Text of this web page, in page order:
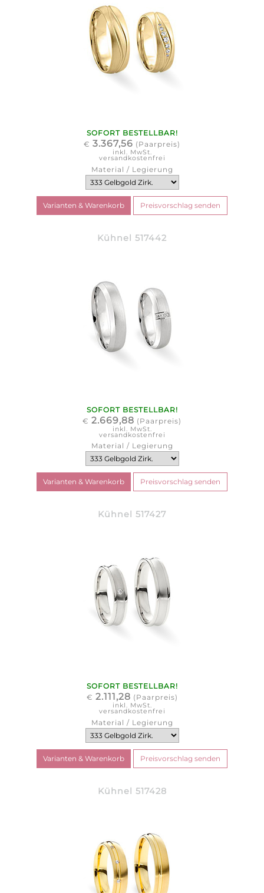
SOFORT BESTELLBAR!
€ 3.367,56 (Paarpreis)
inkl. MwSt.
versandkostenfrei
Material / Legierung
Kühnel 517442
SOFORT BESTELLBAR!
€ 2.669,88 (Paarpreis)
inkl. MwSt.
versandkostenfrei
Material / Legierung
Kühnel 517427
SOFORT BESTELLBAR!
€ 2.111,28 (Paarpreis)
inkl. MwSt.
versandkostenfrei
Material / Legierung
Kühnel 517428